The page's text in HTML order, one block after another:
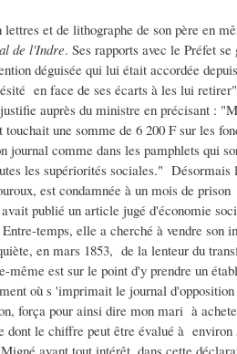
et de lithographe de son père en
de l'Indre. Ses rapports avec le Préfet
déguisée qui lui était accordée
en face de ses écarts à les lui
auprès du ministre en précisant :
une somme de 6 200 F sur les
comme dans les pamphlets qui
les supériorités sociales."
est condamnée à un mois de
publié un article jugé d'économie
temps, elle a cherché à vendre
en mars 1853, de la lenteur du
même est sur le point d'y prendre un
où s 'imprimait le journal
força pour ainsi dire mon mari à
dont le chiffre peut être évalué à